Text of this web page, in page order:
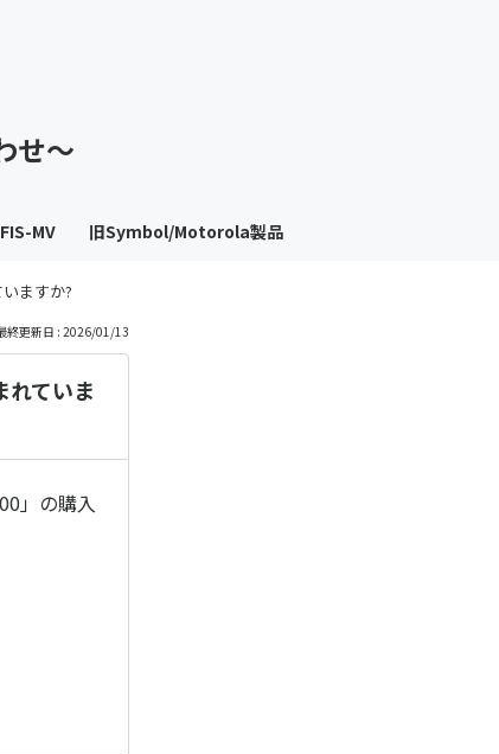
せ～
MV 旧Symbol/Motorola製品
ますか?
終更新日 : 2026/01/13
ていま
」の購入